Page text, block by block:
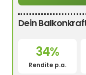
Dein
34%
Rendite p.a.